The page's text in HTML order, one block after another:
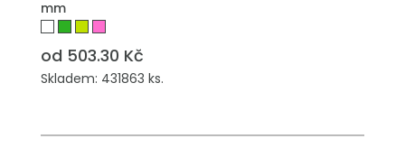
mm
od 503.30 Kč
Skladem: 431863 ks.